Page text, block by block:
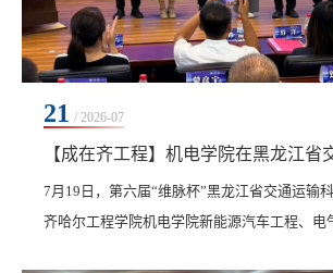
21 / 2026-07
7月19日，第六届“维脉杯”黑龙江省交通运输
齐哈尔工程学院机电学院新能源汽车工程、电